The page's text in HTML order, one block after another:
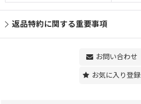
返品特約に関する重要事項
お問い合わせ
お気に入り登録